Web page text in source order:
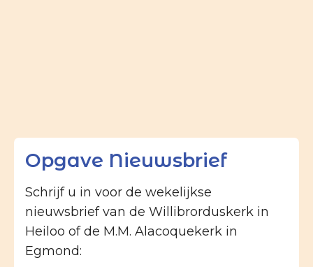
Opgave Nieuwsbrief
Schrijf u in voor de wekelijkse
nieuwsbrief van de Willibrorduskerk in
Heiloo of de M.M. Alacoquekerk in
Egmond: